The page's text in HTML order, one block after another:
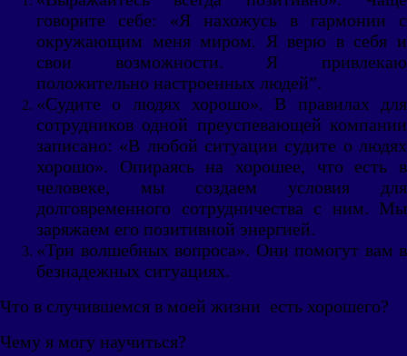
говорите себе: «Я нахожусь в гармонии с
окружающим меня миром. Я верю в себя и
свои возможности. Я привлекаю
положительно настроенных людей”.
«Судите о людях хорошо». В правилах для
сотрудников одной преуспевающей компании
записано: «В любой ситуации судите о людях
хорошо». Опираясь на хорошее, что есть в
человеке, мы создаем условия для
долговременного сотрудничества с ним. Мы
заряжаем его позитивной энергией.
«Три волшебных вопроса». Они помогут вам в
безнадежных ситуациях.
Что в случившемся в моей жизни есть хорошего?
Чему я могу научиться?